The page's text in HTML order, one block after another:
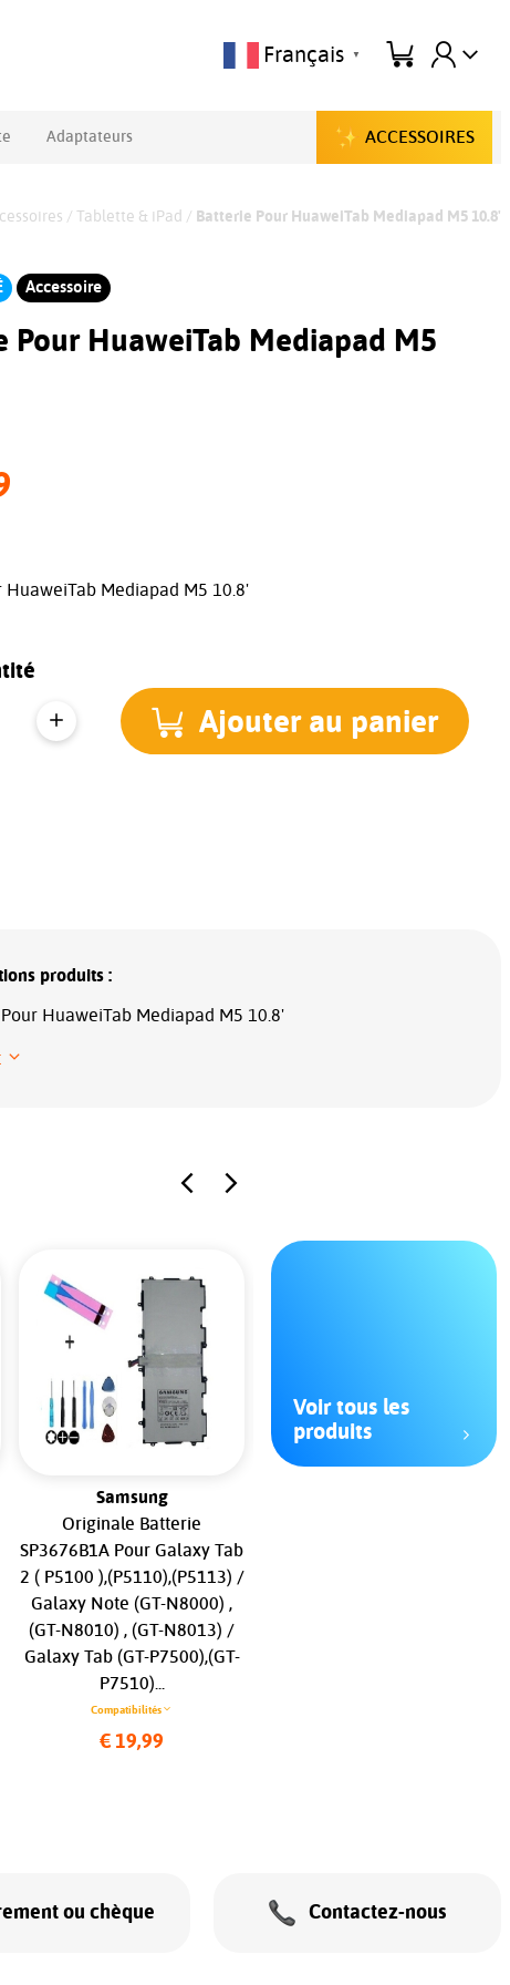
Adaptateurs ACCESSOIRES
Français ▼
/ Tablette & iPad / Batterie Pour HuaweiTab Mediapad M5 10.8'
Accessoire
Pour HuaweiTab Mediapad M5
HuaweiTab Mediapad M5 10.8'
Ajouter au panier
produits :
HuaweiTab Mediapad M5 10.8'
Samsung
Originale Batterie
SP3676B1A Pour Galaxy Tab
2 ( P5100 ),(P5110),(P5113) /
Galaxy Note (GT-N8000) ,
(GT-N8010) , (GT-N8013) /
Galaxy Tab (GT-P7500),(GT-
P7510)...
Compatibilités
€ 19,99
Voir tous les
produits
ou chèque Contactez-nous